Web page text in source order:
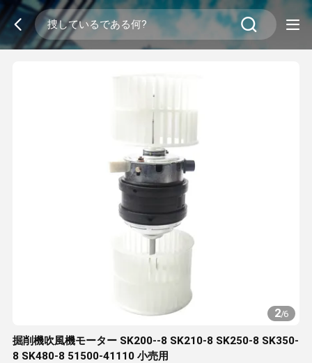
2/6
掘削機吹風機モーター SK200--8 SK210-8 SK250-8 SK350-
8 SK480-8 51500-41110 小売用